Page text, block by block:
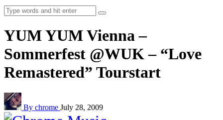
YUM YUM Vienna –
Sommerfest @WUK – “Love
Remastered” Tourstart
By chrome July 28, 2009